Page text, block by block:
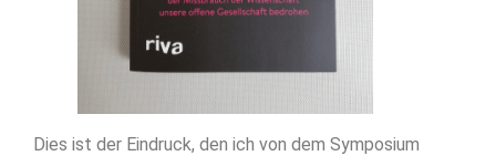
Dies ist der Eindruck, den ich von dem Symposium